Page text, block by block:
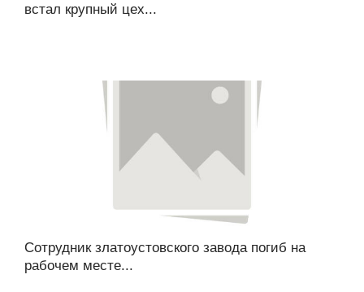
встал крупный цех...
Сотрудник златоустовского завода погиб на
рабочем месте...